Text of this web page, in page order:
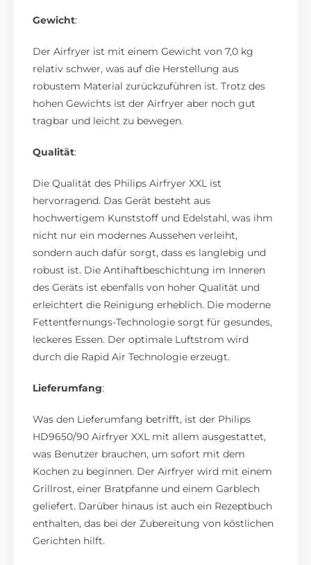
Gewicht:
Der Airfryer ist mit einem Gewicht von 7,0 kg
relativ schwer, was auf die Herstellung aus
robustem Material zurückzuführen ist. Trotz des
hohen Gewichts ist der Airfryer aber noch gut
tragbar und leicht zu bewegen.
Qualität:
Die Qualität des Philips Airfryer XXL ist
hervorragend. Das Gerät besteht aus
hochwertigem Kunststoff und Edelstahl, was ihm
nicht nur ein modernes Aussehen verleiht,
sondern auch dafür sorgt, dass es langlebig und
robust ist. Die Antihaftbeschichtung im Inneren
des Geräts ist ebenfalls von hoher Qualität und
erleichtert die Reinigung erheblich. Die moderne
Fettentfernungs-Technologie sorgt für gesundes,
leckeres Essen. Der optimale Luftstrom wird
durch die Rapid Air Technologie erzeugt.
Lieferumfang:
Was den Lieferumfang betrifft, ist der Philips
HD9650/90 Airfryer XXL mit allem ausgestattet,
was Benutzer brauchen, um sofort mit dem
Kochen zu beginnen. Der Airfryer wird mit einem
Grillrost, einer Bratpfanne und einem Garblech
geliefert. Darüber hinaus ist auch ein Rezeptbuch
enthalten, das bei der Zubereitung von köstlichen
Gerichten hilft.